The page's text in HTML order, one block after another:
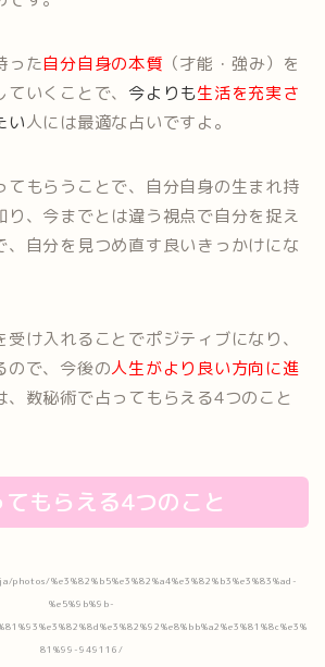
った自分自身の本質 （才能・強み）を
いくことで、 今よりも生活を充実さ
い人には最適な占いですよ。
てもらうことで、自分自身の生まれ持
り、今までとは違う視点で自分を捉え
、自分を見つめ直す良いきっかけにな
け入れることでポジティブになり、
ので、今後の人生がより良い方向に進
、数秘術で占ってもらえる4つのこと
もらえる4つのこと
%e3%82%b5%e3%82%a4%e3%82%b3%e3%83%ad-
%e5%9b%9b-
81%99-949116/